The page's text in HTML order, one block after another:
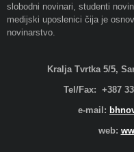
slobodni novinari, studenti
medijski uposlenici čija je
novinarstvo.
Kralja Tvrtka 5/5,
Tel/Fax: +387 33
e-mail:
web: